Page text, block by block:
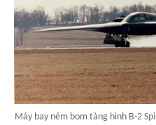
Máy bay ném bom tàng hình B-2